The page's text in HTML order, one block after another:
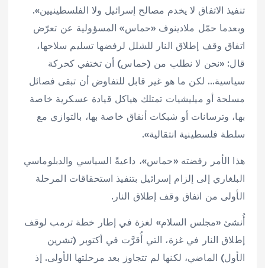
تنفيذ الاتفاق لا يخدم مصالح إسرائيل ولا الفلسطينيين».
وبعدما حمّل ملادينوف «حماس» المسؤولية عن تعرّض
اتفاق وقف إطلاق النار للشلل لرفضها تسليم سلاحها،
قال: «نحن لا نطلب من (حماس) أن تختفي كحركة
سياسية… لكن ما هو غير قابل للتفاوض أن تبقى فصائل
مسلحة أو ميليشيات تمتلك هياكل قيادة عسكرية خاصة
بها، وترسانات أو شبكات أنفاق خاصة بها، بالتوازي مع
سلطة فلسطينية انتقالية».
هذا الأمر رفضته «حماس»، داعيةً السياسي والدبلوماسي
البلغاري إلى إلزام إسرائيل بتنفيذ استحقاقات المرحلة
الأولى من اتفاق وقف إطلاق النار.
أُنشئ «مجلس السلام» لغزة في إطار خطة ترمب لوقف
إطلاق النار في غزة، التي أُقرَّت في أكتوبر (تشرين
الأول) الماضي، لكنها لم تتجاوز بعد مرحلتها الأولى. إذ